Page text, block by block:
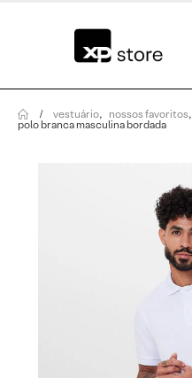
vestuário, nossos favoritos,
polo branca masculina bordada